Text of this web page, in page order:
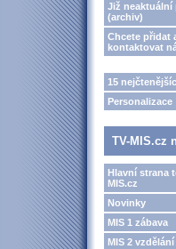
Již neaktuální
(archiv)
Chcete přidat
kontaktovat
15
Personalizace
TV-MIS.cz
Hlavní strana
MIS.cz
Novinky
MIS 1 zábava
MIS 2 vzdělání